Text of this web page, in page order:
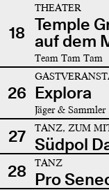
18
THEATER
Temple
auf dem
Team Tam Tam
26 Explora
Jäger & Sammler
27 TANZ, ZUM
Südpol
28
TANZ
Pro